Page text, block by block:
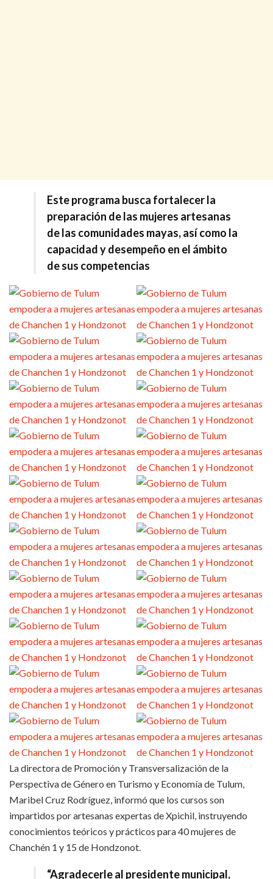
Este programa busca fortalecer la
preparación de las mujeres artesanas
de las comunidades mayas, así como la
capacidad y desempeño en el ámbito
de sus competencias
La directora de Promoción y Transversalización de la
Perspectiva de Género en Turismo y Economía de Tulum,
Maribel Cruz Rodríguez, informó que los cursos son
impartidos por artesanas expertas de Xpichil, instruyendo
conocimientos teóricos y prácticos para 40 mujeres de
Chanchén 1 y 15 de Hondzonot.
“Agradecerle al presidente municipal,